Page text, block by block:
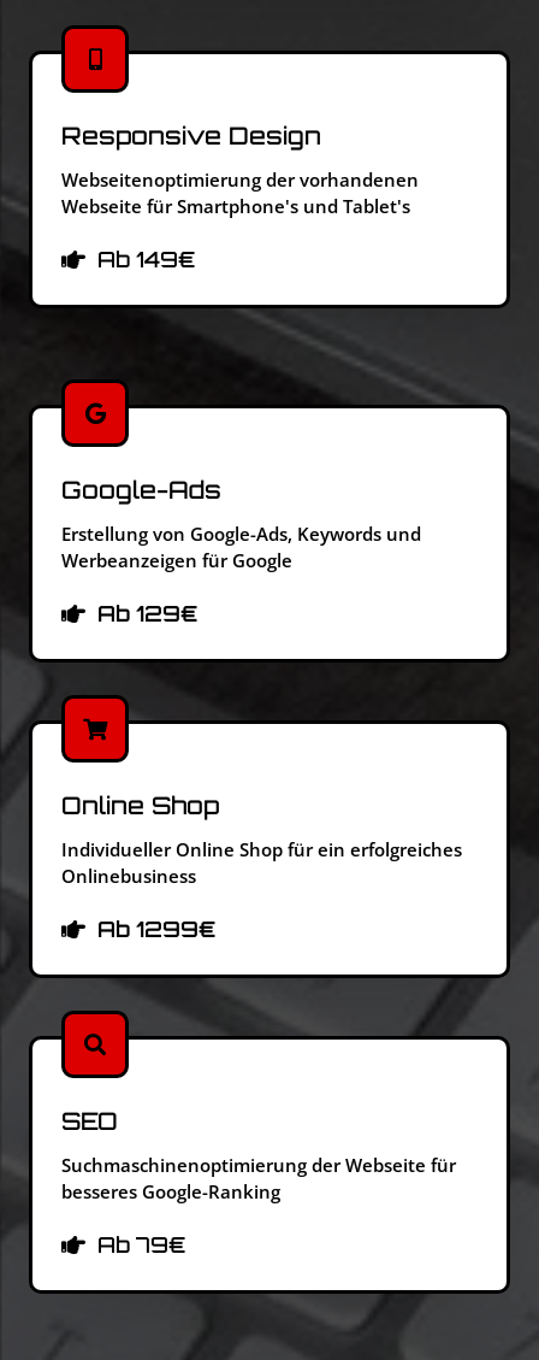
Responsive Design
Webseitenoptimierung der vorhandenen
Webseite für Smartphone's und Tablet's
Ab 149€
Google-Ads
Erstellung von Google-Ads, Keywords und
Werbeanzeigen für Google
Ab 129€
Online Shop
Individueller Online Shop für ein erfolgreiches
Onlinebusiness
Ab 1299€
SEO
Suchmaschinenoptimierung der Webseite für
besseres Google-Ranking
Ab 79€